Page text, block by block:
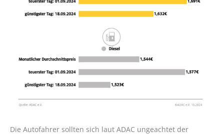
Die Autofahrer sollten sich laut ADAC ungeachtet der